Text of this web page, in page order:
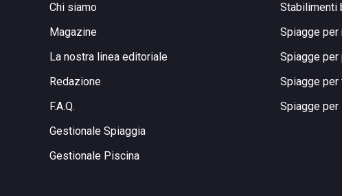
Chi siamo
Magazine
La nostra linea editoriale
Redazione
F.A.Q.
Gestionale Spiaggia
Gestionale Piscina
Stabilimenti
Spiagge per
Spiagge per
Spiagge per
Spiagge